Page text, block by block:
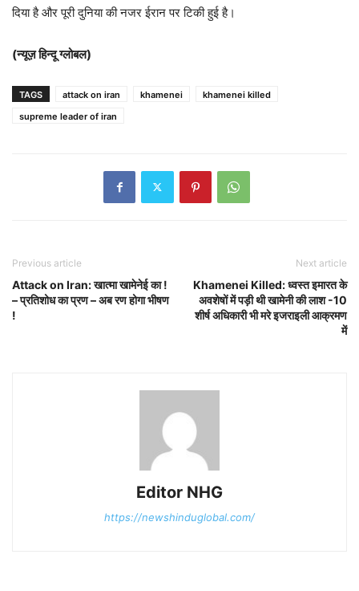
दिया है और पूरी दुनिया की नजर ईरान पर टिकी हुई है।
(न्यूज़ हिन्दू ग्लोबल)
TAGS attack on iran khamenei
khamenei killed
supreme leader of iran
Previous article
Attack on Iran: खात्मा खामेनेई का !
– प्रतिशोध का प्रण – अब रण होगा भीषण
!
Next article
Khamenei Killed: ध्वस्त इमारत के
अवशेषों में पड़ी थी खामेनी की लाश -10
शीर्ष अधिकारी भी मरे इजराइली आक्रमण
में
Editor NHG
https://newshinduglobal.com/